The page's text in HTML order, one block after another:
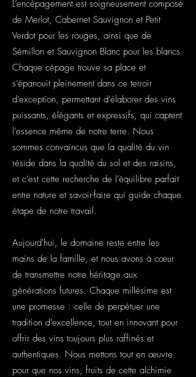
L’encépagement est soigneusement composé
de Merlot, Cabernet Sauvignon et Petit
Verdot pour les rouges, ainsi que de
Sémillon et Sauvignon Blanc pour les blancs.
Chaque cépage trouve sa place et
s’épanouit pleinement dans ce terroir
d’exception, permettant d’élaborer des vins
puissants, élégants et expressifs, qui captent
l’essence même de notre terre. Nous
sommes convaincus que la qualité du vin
réside dans la qualité du sol et des raisins,
et c’est cette recherche de l’équilibre parfait
entre nature et savoir-faire qui guide chaque
étape de notre travail.
Aujourd'hui, le domaine reste entre les
mains de la famille, et nous avons à cœur
de transmettre notre héritage aux
générations futures. Chaque millésime est
une promesse : celle de perpétuer une
tradition d’excellence, tout en innovant pour
offrir des vins toujours plus raffinés et
authentiques. Nous mettons tout en œuvre
pour que nos vins, fruits de cette alchimie